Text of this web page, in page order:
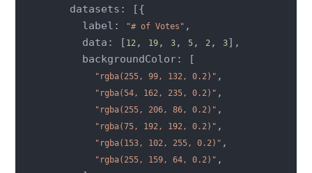
    datasets: [{
      label:
"# of Votes" ,
      data: [
12, 19, 3, 5, 2, 3],
      backgroundColor: [
"rgba(255, 99, 132, 0.2)" ,
"rgba(54, 162, 235, 0.2)" ,
"rgba(255, 206, 86, 0.2)" ,
"rgba(75, 192, 192, 0.2)" ,
"rgba(153, 102, 255, 0.2)" ,
"rgba(255, 159, 64, 0.2)" ,